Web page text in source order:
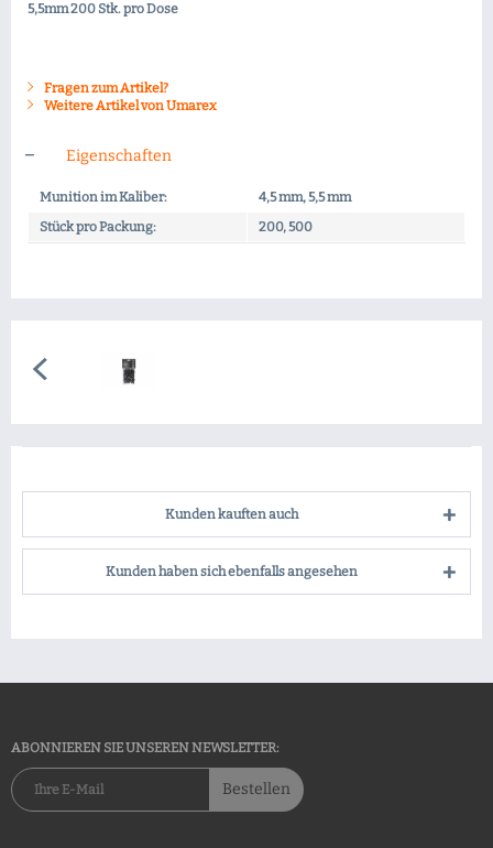
5,5mm 200 Stk. pro Dose
Fragen zum Artikel?
Weitere Artikel von Umarex
Eigenschaften
Munition im Kaliber:
4,5 mm, 5,5 mm
Stück pro Packung:
200, 500
Kunden kauften auch
Kunden haben sich ebenfalls angesehen
ABONNIEREN SIE UNSEREN NEWSLETTER:
Bestellen